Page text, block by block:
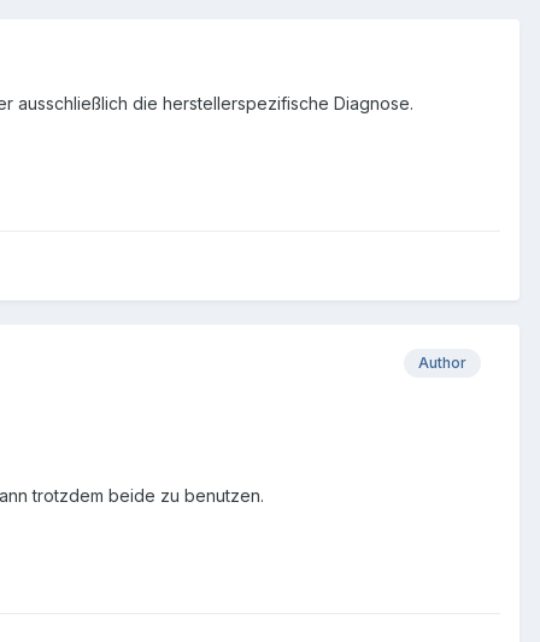
ausschließlich die herstellerspezifische Diagnose.
Author
trotzdem beide zu benutzen.